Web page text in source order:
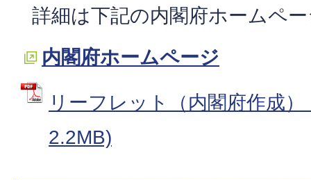
詳細は下記の内閣府ホームペ
内閣府ホームページ
リーフレット（内閣府作成
2.2MB)